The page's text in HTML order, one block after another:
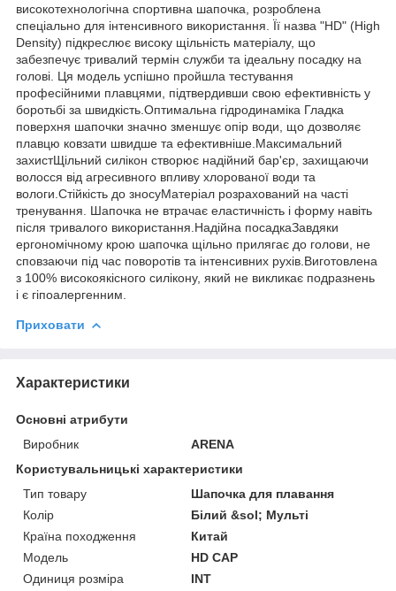
високотехнологічна спортивна шапочка, розроблена
спеціально для інтенсивного використання. Її назва "HD" (High
Density) підкреслює високу щільність матеріалу, що
забезпечує тривалий термін служби та ідеальну посадку на
голові. Ця модель успішно пройшла тестування
професійними плавцями, підтвердивши свою ефективність у
боротьбі за швидкість.Оптимальна гідродинаміка Гладка
поверхня шапочки значно зменшує опір води, що дозволяє
плавцю ковзати швидше та ефективніше.Максимальний
захистЩільний силікон створює надійний бар'єр, захищаючи
волосся від агресивного впливу хлорованої води та
вологи.Стійкість до зносуМатеріал розрахований на часті
тренування. Шапочка не втрачає еластичність і форму навіть
після тривалого використання.Надійна посадкаЗавдяки
ергономічному крою шапочка щільно прилягає до голови, не
сповзаючи під час поворотів та інтенсивних рухів.Виготовлена
з 100% високоякісного силікону, який не викликає подразнень
і є гіпоалергенним.
Приховати
Характеристики
Основні атрибути
Виробник
ARENA
Користувальницькі характеристики
Тип товару
Шапочка для плавання
Колір
Білий &sol; Мульті
Країна походження
Китай
Мoдель
HD CAP
Одиниця розміра
INT